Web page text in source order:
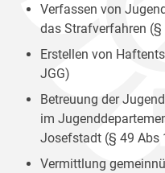
Verfassen von
das Strafverfahren (§
Erstellen von
JGG)
Betreuung der
im
Josefstadt (§ 49 Abs
Vermittlung